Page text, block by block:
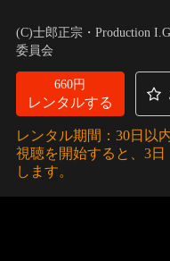
ーカーとされる、通称“パ
殺害するためにカルテルか
(C)士郎正宗・Production
委員会
660円
レンタルする
レンタル期間：30日以
視聴を開始すると、3
します。